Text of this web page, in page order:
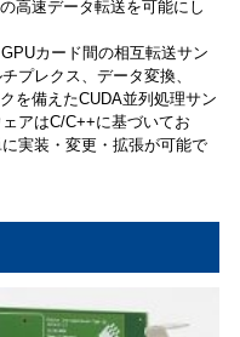
高速データ転送を可能にし
カード間の相互転送サン
プレクス、データ変換、
を備えたCUDA並列処理サン
アはC/C++に基づいてお
実装・変更・拡張が可能で